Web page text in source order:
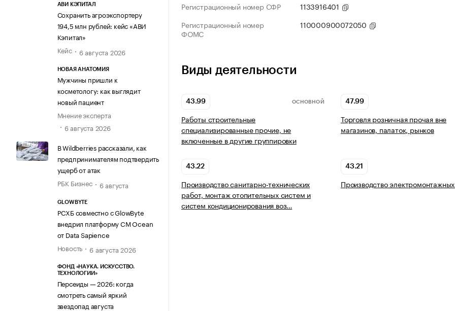
АВИ КЭПИТАЛ
Сохранить агроэкспортеру
194,5 млн рублей: кейс «АВИ
Кэпитал»
Кейс
6 августа 2026
НОВАЯ АНАТОМИЯ
Мужчины пришли к
косметологу: как выглядит
новый пациент
Мнение эксперта
6 августа 2026
В Wildberries рассказали, как
предпринимателям подтвердить
ущерб от атак
РБК Бизнес
6 августа
GLOWBYTE
РСХБ совместно с GlowByte
внедрил платформу CM Ocean
от Data Sapience
Новость
6 августа 2026
ФОНД «НАУКА. ИСКУССТВО.
ТЕХНОЛОГИИ»
Персеиды — 2026: когда
смотреть самый яркий
звездопад августа
Регистрационный номер СФР
1133916401
Регистрационный номер
ФОМС
110000900072050
Виды деятельности
43.99 ОСНОВНОЙ
Работы строительные
специализированные прочие, не
включенные в другие группировки
47.99
Торговля розничная прочая вне
магазинов, палаток, рынков
43.22
Производство санитарно-технических
работ, монтаж отопительных систем и
систем кондиционирования воз…
43.21
Производство